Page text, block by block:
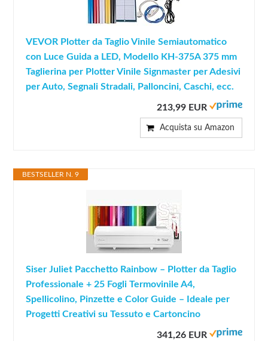
VEVOR Plotter da Taglio Vinile Semiautomatico
con Luce Guida a LED, Modello KH-375A 375 mm
Taglierina per Plotter Vinile Signmaster per Adesivi
per Auto, Segnali Stradali, Palloncini, Caschi, ecc.
213,99 EUR
Acquista su Amazon
BESTSELLER N. 9
Siser Juliet Pacchetto Rainbow – Plotter da Taglio
Professionale + 25 Fogli Termovinile A4,
Spellicolino, Pinzette e Color Guide – Ideale per
Progetti Creativi su Tessuto e Cartoncino
341,26 EUR